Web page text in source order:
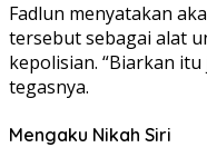
Fadlun menyatakan
tersebut sebagai alat
kepolisian. “Biarkan
tegasnya.
Mengaku Nikah Siri